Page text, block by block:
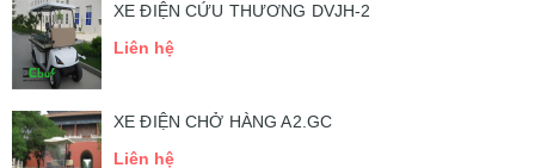
XE ĐIỆN CỨU THƯƠNG DVJH-2
Liên hệ
XE ĐIỆN CHỞ HÀNG A2.GC
Liên hệ